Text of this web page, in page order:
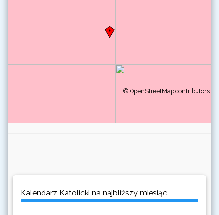
© OpenStreetMap contributors
Kalendarz Katolicki na najbliższy miesiąc